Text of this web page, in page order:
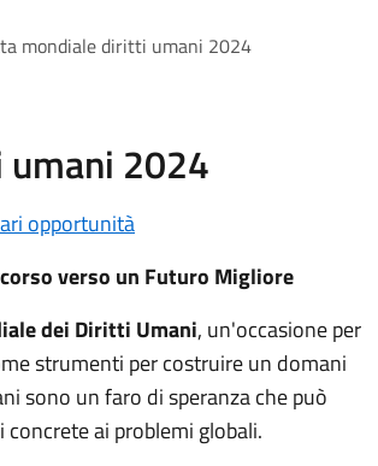
mondiale diritti umani 2024
2024
opportunità
verso un Futuro Migliore
dei Diritti Umani, un'occasione per
strumenti per costruire un domani
sono un faro di speranza che può
ai problemi globali.